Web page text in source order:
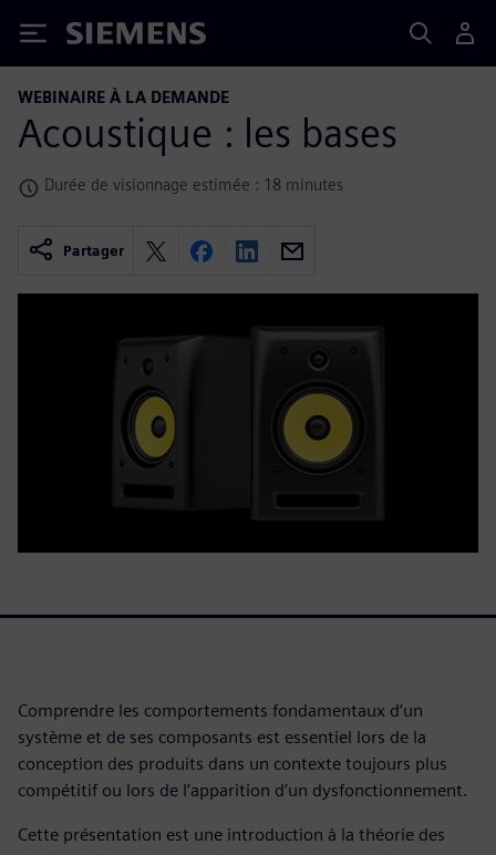
Siemens
WEBINAIRE À LA DEMANDE
Acoustique : les bases
Durée de visionnage estimée : 18 minutes
Partager
Comprendre les comportements fondamentaux d’un
système et de ses composants est essentiel lors de la
conception des produits dans un contexte toujours plus
compétitif ou lors de l’apparition d’un dysfonctionnement.
Cette présentation est une introduction à la théorie des